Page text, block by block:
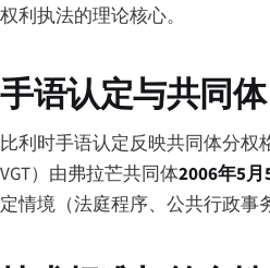
权利执法的理论核心。
手语认定与共同体
比利时手语认定反映共同体分权
VGT）由弗拉芒共同体2006年5月
定情境（法庭程序、公共行政事